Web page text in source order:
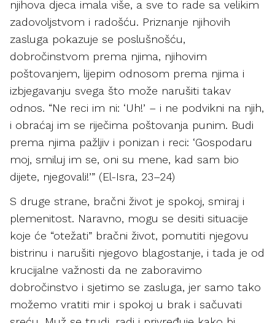
njihova djeca imala više, a sve to rade sa velikim
zadovoljstvom i radošću. Priznanje njihovih
zasluga pokazuje se poslušnošću,
dobročinstvom prema njima, njihovim
poštovanjem, lijepim odnosom prema njima i
izbjegavanju svega što može narušiti takav
odnos. “Ne reci im ni: ‘Uh!’ – i ne podvikni na njih,
i obraćaj im se riječima poštovanja punim. Budi
prema njima pažljiv i ponizan i reci: ‘Gospodaru
moj, smiluj im se, oni su mene, kad sam bio
dijete, njegovali!’” (El-Isra, 23–24)
S druge strane, bračni život je spokoj, smiraj i
plemenitost. Naravno, mogu se desiti situacije
koje će “otežati” bračni život, pomutiti njegovu
bistrinu i narušiti njegovo blagostanje, i tada je od
krucijalne važnosti da ne zaboravimo
dobročinstvo i sjetimo se zasluga, jer samo tako
možemo vratiti mir i spokoj u brak i sačuvati